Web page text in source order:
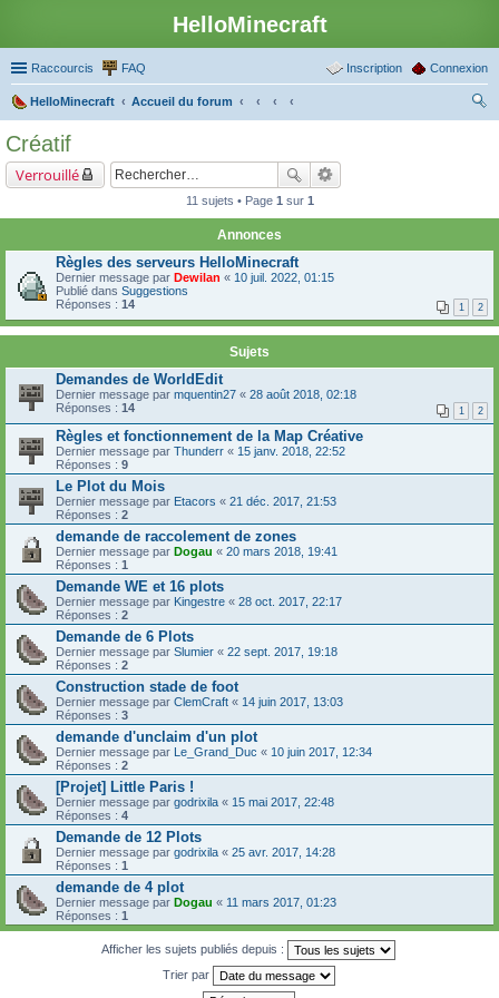
HelloMinecraft
Raccourcis FAQ Connexion
Inscription
HelloMinecraft
Accueil du forum
Créatif
Verrouillé
11 sujets • Page 1 sur 1
Annonces
Règles des serveurs HelloMinecraft
Dernier message par Dewilan « 10 juil. 2022, 01:15
Publié dans Suggestions
Réponses : 14 1 2
Sujets
Demandes de WorldEdit
Dernier message par mquentin27 « 28 août 2018, 02:18
Réponses : 14 1 2
Règles et fonctionnement de la Map Créative
Dernier message par Thunderr « 15 janv. 2018, 22:52
Réponses : 9
Le Plot du Mois
Dernier message par Etacors « 21 déc. 2017, 21:53
Réponses : 2
demande de raccolement de zones
Dernier message par Dogau « 20 mars 2018, 19:41
Réponses : 1
Demande WE et 16 plots
Dernier message par Kingestre « 28 oct. 2017, 22:17
Réponses : 2
Demande de 6 Plots
Dernier message par Slumier « 22 sept. 2017, 19:18
Réponses : 2
Construction stade de foot
Dernier message par ClemCraft « 14 juin 2017, 13:03
Réponses : 3
demande d'unclaim d'un plot
Dernier message par Le_Grand_Duc « 10 juin 2017, 12:34
Réponses : 2
[Projet] Little Paris !
Dernier message par godrixila « 15 mai 2017, 22:48
Réponses : 4
Demande de 12 Plots
Dernier message par godrixila « 25 avr. 2017, 14:28
Réponses : 1
demande de 4 plot
Dernier message par Dogau « 11 mars 2017, 01:23
Réponses : 1
Afficher les sujets publiés depuis :
Trier par